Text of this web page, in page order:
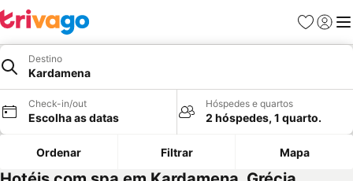
Favoritos
Iniciar
Destino
Kardamena
Check-in/out
Escolha as datas
Hóspedes e quartos
2 hóspedes, 1 quarto.
Ordenar Filtrar Mapa